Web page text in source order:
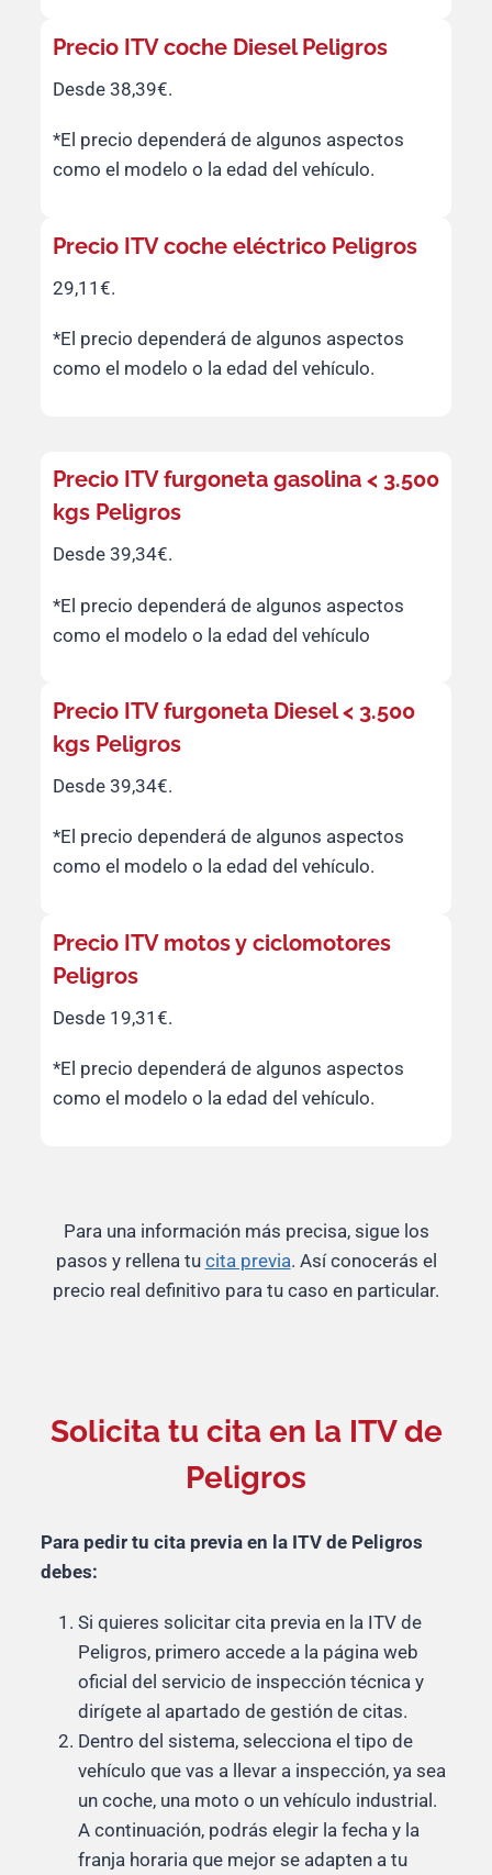
Precio ITV coche Diesel Peligros
Desde 38,39€.
*El precio dependerá de algunos aspectos
como el modelo o la edad del vehículo.
Precio ITV coche eléctrico Peligros
29,11€.
*El precio dependerá de algunos aspectos
como el modelo o la edad del vehículo.
Precio ITV furgoneta gasolina < 3.500
kgs Peligros
Desde 39,34€.
*El precio dependerá de algunos aspectos
como el modelo o la edad del vehículo
Precio ITV furgoneta Diesel < 3.500
kgs Peligros
Desde 39,34€.
*El precio dependerá de algunos aspectos
como el modelo o la edad del vehículo.
Precio ITV motos y ciclomotores
Peligros
Desde 19,31€.
*El precio dependerá de algunos aspectos
como el modelo o la edad del vehículo.
Para una información más precisa, sigue los
pasos y rellena tu cita previa. Así conocerás el
precio real definitivo para tu caso en particular.
Solicita tu cita en la ITV de
Peligros
Para pedir tu cita previa en la ITV de Peligros
debes:
Si quieres solicitar cita previa en la ITV de
Peligros, primero accede a la página web
oficial del servicio de inspección técnica y
dirígete al apartado de gestión de citas.
Dentro del sistema, selecciona el tipo de
vehículo que vas a llevar a inspección, ya sea
un coche, una moto o un vehículo industrial.
A continuación, podrás elegir la fecha y la
franja horaria que mejor se adapten a tu